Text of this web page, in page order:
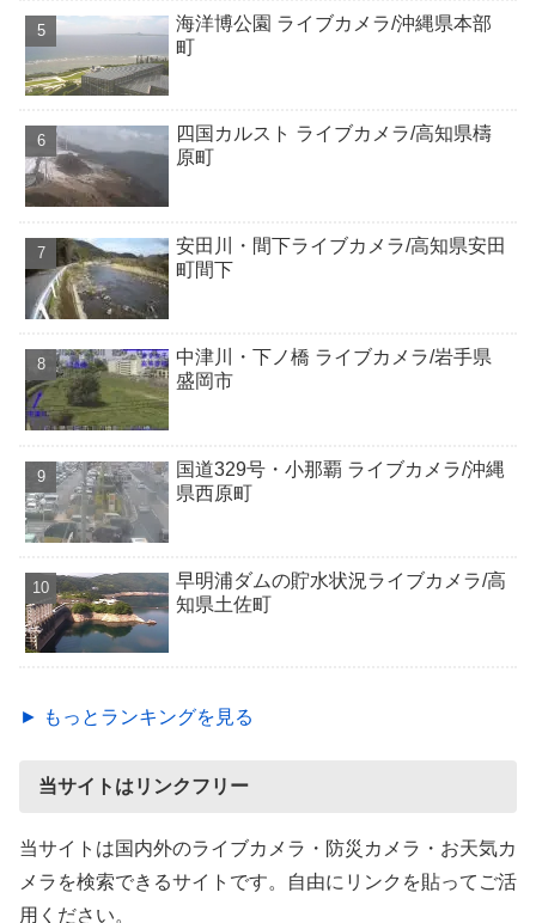
海洋博公園 ライブカメラ/沖縄県本部
町
四国カルスト ライブカメラ/高知県檮
原町
安田川・間下ライブカメラ/高知県安田
町間下
中津川・下ノ橋 ライブカメラ/岩手県
盛岡市
国道329号・小那覇 ライブカメラ/沖縄
県西原町
早明浦ダムの貯水状況ライブカメラ/高
知県土佐町
► もっとランキングを見る
当サイトはリンクフリー
当サイトは国内外のライブカメラ・防災カメラ・お天気カ
メラを検索できるサイトです。自由にリンクを貼ってご活
用ください。